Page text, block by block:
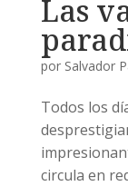
Las
por Salvador
Todos los
circula en